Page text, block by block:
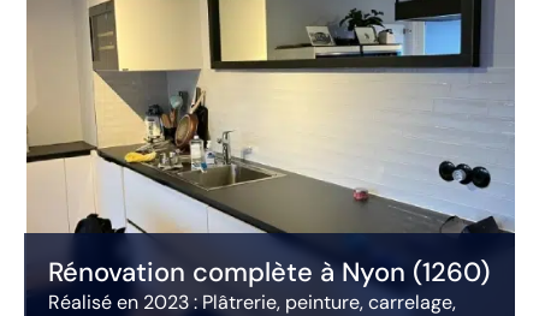
Rénovation complète à Nyon (1260)
Réalisé en 2023 : Plâtrerie, peinture, carrelage,